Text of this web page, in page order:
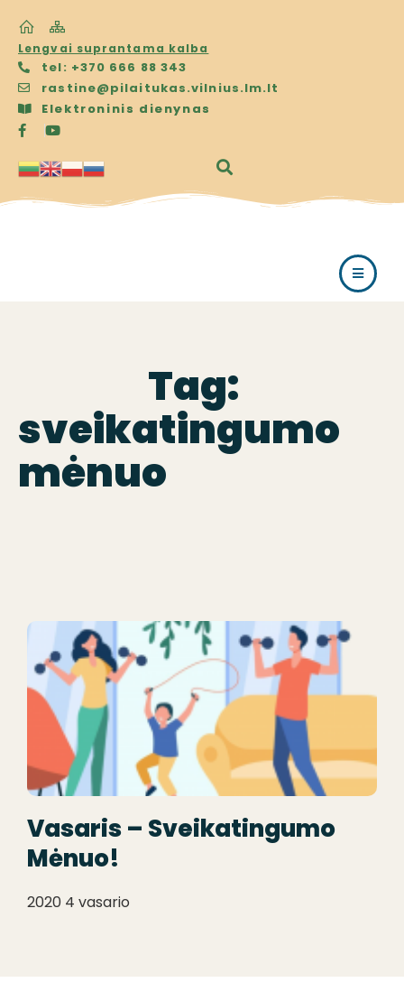
Lengvai suprantama kalba
tel: +370 666 88 343
rastine@pilaitukas.vilnius.lm.lt
Elektroninis dienynas
Tag:
sveikatingumo
mėnuo
Vasaris – Sveikatingumo
Mėnuo!
2020 4 vasario